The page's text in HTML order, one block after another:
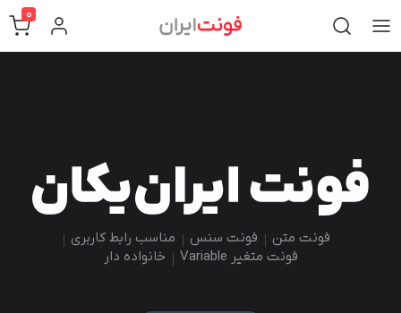
0
فونت متن فونت سنس
مناسب رابط کاربری
فونت متغیر Variable
خانواده دار